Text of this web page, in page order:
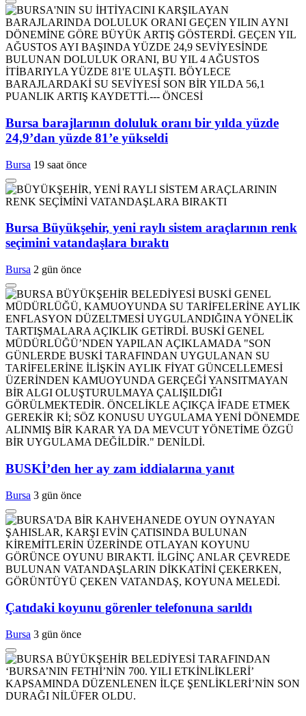
Bursa barajlarının doluluk oranı bir yılda yüzde
24,9’dan yüzde 81’e yükseldi
Bursa 19 saat önce
Bursa Büyükşehir, yeni raylı sistem araçlarının renk
seçimini vatandaşlara bıraktı
Bursa 2 gün önce
BUSKİ’den her ay zam iddialarına yanıt
Bursa 3 gün önce
Çatıdaki koyunu görenler telefonuna sarıldı
Bursa 3 gün önce